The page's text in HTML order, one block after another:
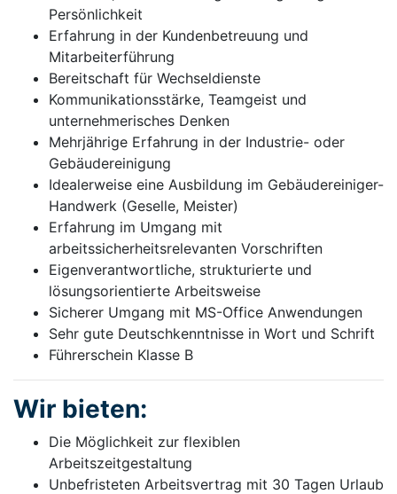
Persönlichkeit
Erfahrung in der Kundenbetreuung und
Mitarbeiterführung
Bereitschaft für Wechseldienste
Kommunikationsstärke, Teamgeist und
unternehmerisches Denken
Mehrjährige Erfahrung in der Industrie- oder
Gebäudereinigung
Idealerweise eine Ausbildung im Gebäudereiniger-
Handwerk (Geselle, Meister)
Erfahrung im Umgang mit
arbeitssicherheitsrelevanten Vorschriften
Eigenverantwortliche, strukturierte und
lösungsorientierte Arbeitsweise
Sicherer Umgang mit MS-Office Anwendungen
Sehr gute Deutschkenntnisse in Wort und Schrift
Führerschein Klasse B
Wir bieten:
Die Möglichkeit zur flexiblen
Arbeitszeitgestaltung
Unbefristeten Arbeitsvertrag mit 30 Tagen Urlaub